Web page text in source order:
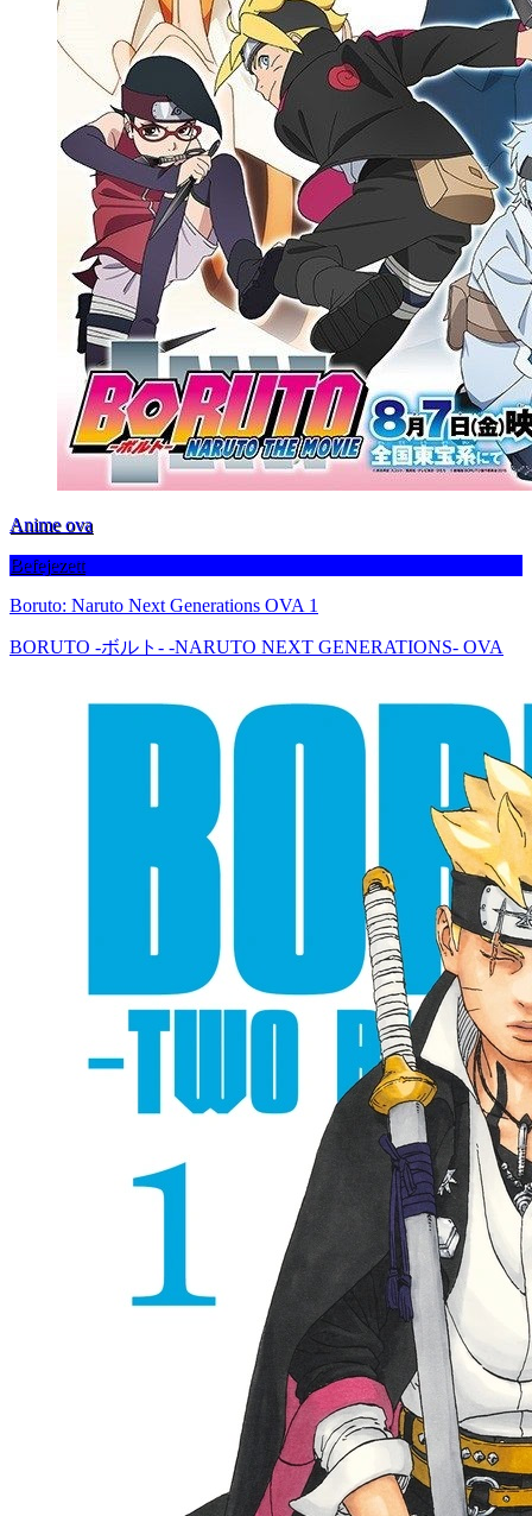
Anime ova
Befejezett
Boruto: Naruto Next Generations OVA 1
BORUTO -ボルト- -NARUTO NEXT GENERATIONS- OVA